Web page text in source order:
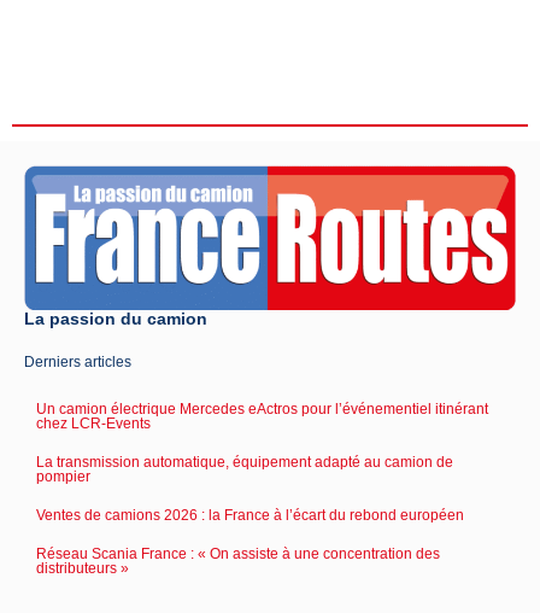
La passion du camion
Derniers articles
Un camion électrique Mercedes eActros pour l’événementiel itinérant
chez LCR-Events
La transmission automatique, équipement adapté au camion de
pompier
Ventes de camions 2026 : la France à l’écart du rebond européen
Réseau Scania France : « On assiste à une concentration des
distributeurs »